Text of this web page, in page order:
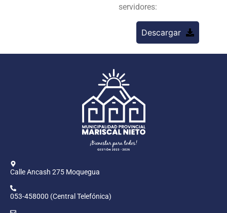
servidores:
Descargar
Calle Ancash 275 Moquegua
053-458000 (Central Telefónica)